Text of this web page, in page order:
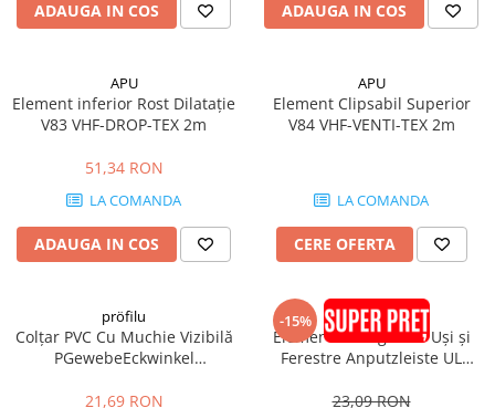
ADAUGA IN COS ADAUGA IN COS
APU
Element inferior Rost Dilatație
V83 VHF-DROP-TEX 2m
51,34 RON
LA COMANDA
ADAUGA IN COS
APU
Element Clipsabil Superior
V84 VHF-VENTI-TEX 2m
LA COMANDA
CERE OFERTA
pröfilu
Colțar PVC Cu Muchie Vizibilă
PGewebeEckwinkel
21,69 RON
-15% pröfilu
Element de Legătură Uși și
Ferestre Anputzleiste UL
23,09 RON